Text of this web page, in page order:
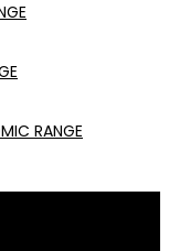
RANGE